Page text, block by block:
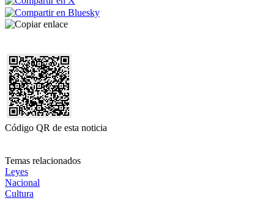
Código QR de esta noticia
Temas relacionados
Leyes
Nacional
Cultura